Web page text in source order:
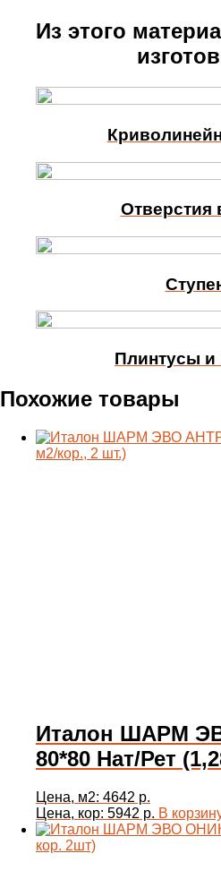
Из этого
Отверстия
Плинтусы и
Похожие товары
Италон ШАРМ
80*80 Нат/Рет
Цена, м2: 4642 р.
Цена, кор: 5942 р. В